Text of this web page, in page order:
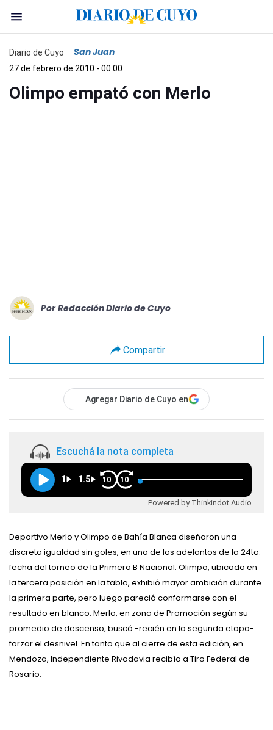
Diario de Cuyo San Juan
27 de febrero de 2010 - 00:00
Olimpo empató con Merlo
Por Redacción Diario de Cuyo
Compartir
Agregar Diario de Cuyo en
Escuchá la nota completa
1 1.5 10 10
Powered by Thinkindot Audio
Deportivo Merlo y Olimpo de Bahía Blanca diseñaron una
discreta igualdad sin goles, en uno de los adelantos de la 24ta.
fecha del torneo de la Primera B Nacional. Olimpo, ubicado en
la tercera posición en la tabla, exhibió mayor ambición durante
la primera parte, pero luego pareció conformarse con el
resultado en blanco. Merlo, en zona de Promoción según su
promedio de descenso, buscó -recién en la segunda etapa-
forzar el desnivel. En tanto que al cierre de esta edición, en
Mendoza, Independiente Rivadavia recibía a Tiro Federal de
Rosario.